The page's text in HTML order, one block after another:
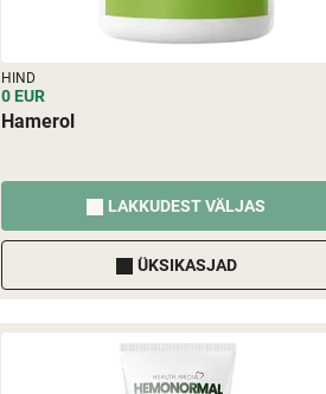
HIND
0 EUR
Hamerol
LAKKUDEST VÄLJAS
ÜKSIKASJAD